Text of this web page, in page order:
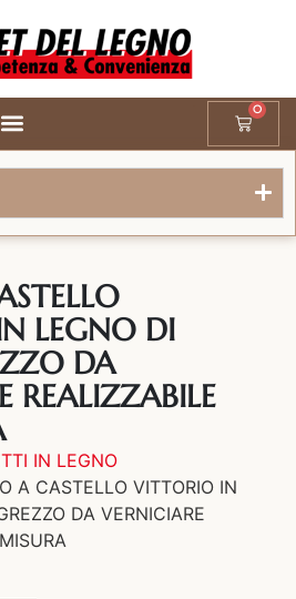
0
LEGNO DI
DA
REALIZZABILE
IN LEGNO
A CASTELLO VITTORIO IN
DA VERNICIARE